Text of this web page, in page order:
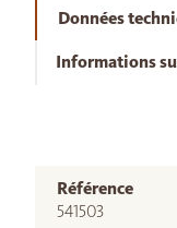
Données
Informations
Référence
541503